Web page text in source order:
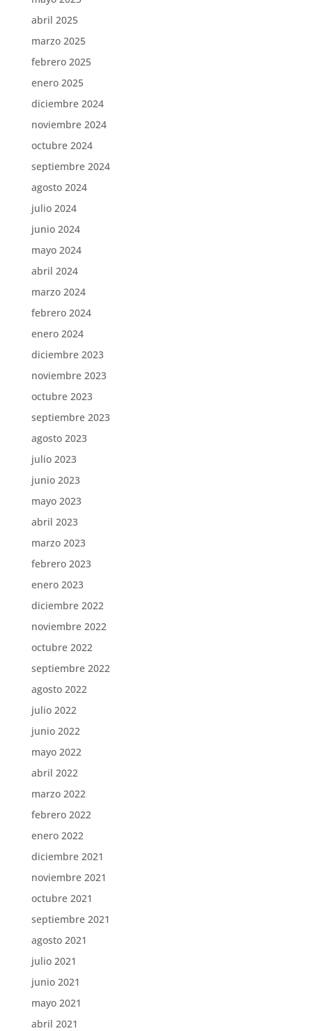
abril 2025
marzo 2025
febrero 2025
enero 2025
diciembre 2024
noviembre 2024
octubre 2024
septiembre 2024
agosto 2024
julio 2024
junio 2024
mayo 2024
abril 2024
marzo 2024
febrero 2024
enero 2024
diciembre 2023
noviembre 2023
octubre 2023
septiembre 2023
agosto 2023
julio 2023
junio 2023
mayo 2023
abril 2023
marzo 2023
febrero 2023
enero 2023
diciembre 2022
noviembre 2022
octubre 2022
septiembre 2022
agosto 2022
julio 2022
junio 2022
mayo 2022
abril 2022
marzo 2022
febrero 2022
enero 2022
diciembre 2021
noviembre 2021
octubre 2021
septiembre 2021
agosto 2021
julio 2021
junio 2021
mayo 2021
abril 2021